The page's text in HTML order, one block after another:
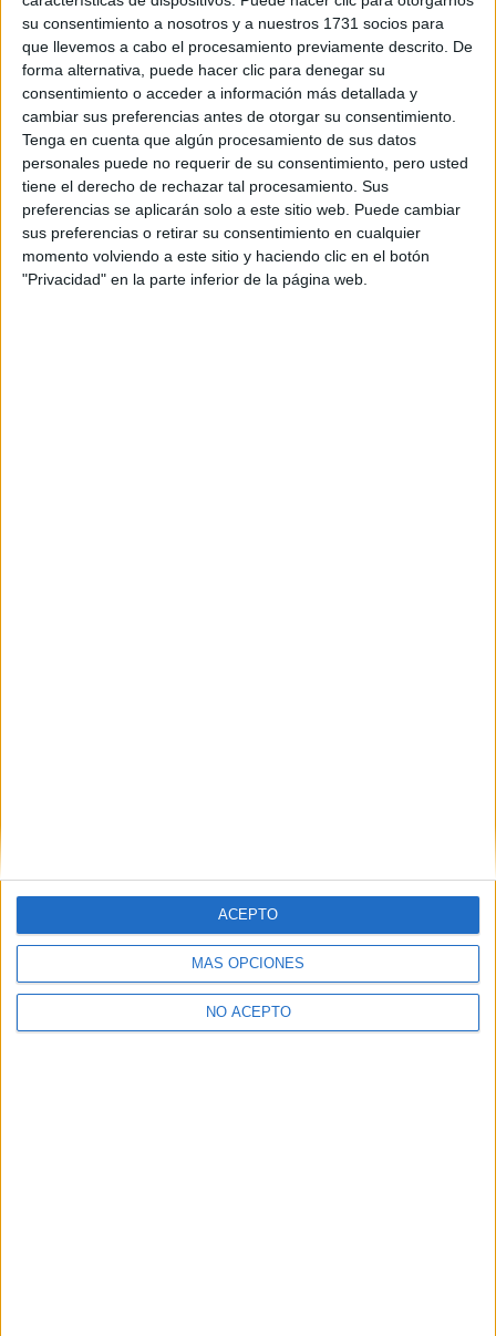
su consentimiento a nosotros y a nuestros 1731 socios para
que llevemos a cabo el procesamiento previamente descrito. De
forma alternativa, puede hacer clic para denegar su
consentimiento o acceder a información más detallada y
cambiar sus preferencias antes de otorgar su consentimiento.
Tenga en cuenta que algún procesamiento de sus datos
personales puede no requerir de su consentimiento, pero usted
tiene el derecho de rechazar tal procesamiento. Sus
preferencias se aplicarán solo a este sitio web. Puede cambiar
sus preferencias o retirar su consentimiento en cualquier
momento volviendo a este sitio y haciendo clic en el botón
"Privacidad" en la parte inferior de la página web.
MÁS OPCIONES
NO ACEPTO
ACEPTO
¿En qué año terminas (o terminaste) bachillerato o FP?
Soy estudiante de:*
Términos y Condiciones de Uso
Aceptolos Términos y Condicionesde uso*
Y como regalo de agradecimiento, por registrarte te daremos
gratis una copia de nuestro ebook con 100 consejos para tu
primer año de universidad